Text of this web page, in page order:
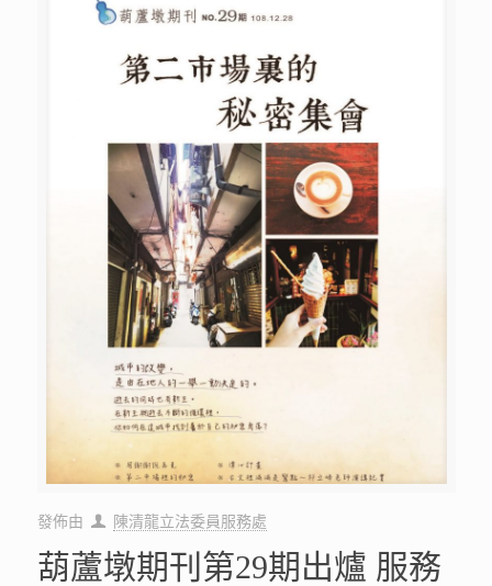
發佈由 陳清龍立法委員服務處
葫蘆墩期刊第29期出爐 服務